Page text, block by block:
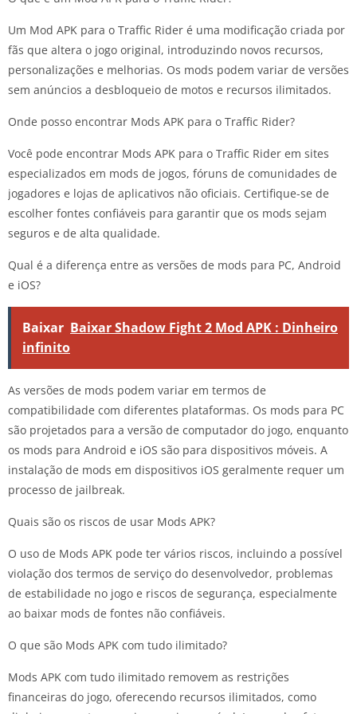
Um Mod APK para o Traffic Rider é uma modificação criada por
fãs que altera o jogo original, introduzindo novos recursos,
personalizações e melhorias. Os mods podem variar de versões
sem anúncios a desbloqueio de motos e recursos ilimitados.
Onde posso encontrar Mods APK para o Traffic Rider?
Você pode encontrar Mods APK para o Traffic Rider em sites
especializados em mods de jogos, fóruns de comunidades de
jogadores e lojas de aplicativos não oficiais. Certifique-se de
escolher fontes confiáveis para garantir que os mods sejam
seguros e de alta qualidade.
Qual é a diferença entre as versões de mods para PC, Android
e iOS?
Baixar Baixar Shadow Fight 2 Mod APK : Dinheiro
infinito
As versões de mods podem variar em termos de
compatibilidade com diferentes plataformas. Os mods para PC
são projetados para a versão de computador do jogo, enquanto
os mods para Android e iOS são para dispositivos móveis. A
instalação de mods em dispositivos iOS geralmente requer um
processo de jailbreak.
Quais são os riscos de usar Mods APK?
O uso de Mods APK pode ter vários riscos, incluindo a possível
violação dos termos de serviço do desenvolvedor, problemas
de estabilidade no jogo e riscos de segurança, especialmente
ao baixar mods de fontes não confiáveis.
O que são Mods APK com tudo ilimitado?
Mods APK com tudo ilimitado removem as restrições
financeiras do jogo, oferecendo recursos ilimitados, como